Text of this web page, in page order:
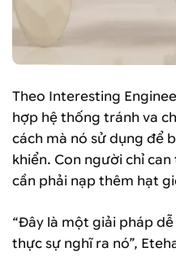
Theo Interesting
hợp hệ thống tránh va
cách mà nó sử dụng để
khiển. Con người chỉ
cần phải nạp thêm hạt
“Đây là một giải pháp
thực sự nghĩ ra nó”,